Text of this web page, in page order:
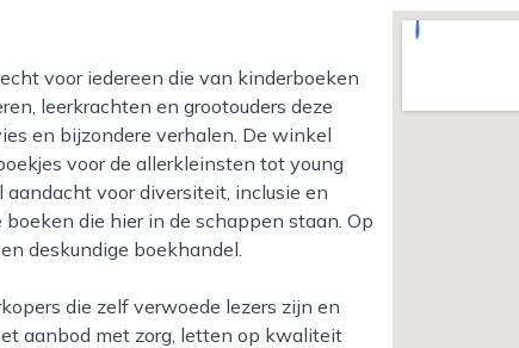
leerkrachten en grootouders deze
en bijzondere verhalen. De winkel
voor de allerkleinsten tot young
voor diversiteit, inclusie en
die hier in de schappen staan. Op
deskundige boekhandel.
aanbod met zorg, letten op kwaliteit